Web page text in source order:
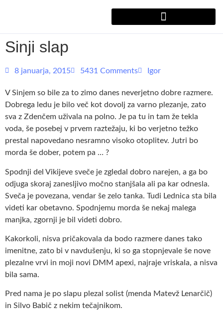
Sinji slap
8 januarja, 2015 5431 Comments Igor
V Sinjem so bile za to zimo danes neverjetno dobre razmere.
Dobrega ledu je bilo več kot dovolj za varno plezanje, zato
sva z Zdenčem uživala na polno. Je pa tu in tam že tekla
voda, še posebej v prvem raztežaju, ki bo verjetno težko
prestal napovedano nesramno visoko otoplitev. Jutri bo
morda še dober, potem pa … ?
Spodnji del Vikijeve sveče je zgledal dobro narejen, a ga bo
odjuga skoraj zanesljivo močno stanjšala ali pa kar odnesla.
Sveča je povezana, vendar še zelo tanka. Tudi Lednica sta bila
videti kar obetavno. Spodnjemu morda še nekaj malega
manjka, zgornji je bil videti dobro.
Kakorkoli, nisva pričakovala da bodo razmere danes tako
imenitne, zato bi v navdušenju, ki so ga stopnjevale še nove
plezalne vrvi in moji novi DMM apexi, najraje vriskala, a nisva
bila sama.
Pred nama je po slapu plezal solist (menda Matevž Lenarčič)
in Silvo Babič z nekim tečajnikom.